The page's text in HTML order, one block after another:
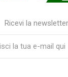
Ricevi la newsletter